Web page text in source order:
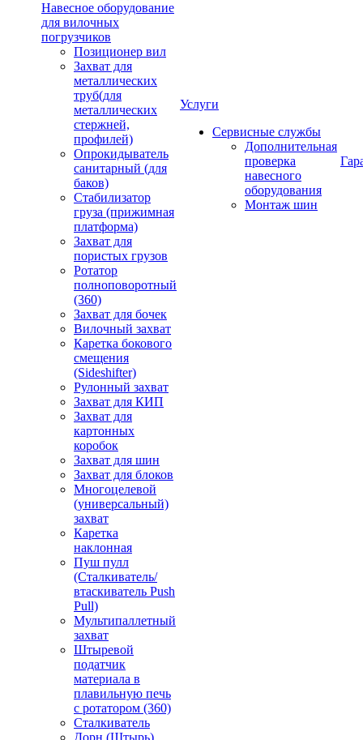
Навесное оборудование
для вилочных
погрузчиков
Позиционер вил
Захват для
металлических
труб(для
металлических
стержней,
профилей)
Опрокидыватель
санитарный (для
баков)
Стабилизатор
груза (прижимная
платформа)
Захват для
пористых грузов
Ротатор
полноповоротный
(360)
Захват для бочек
Вилочный захват
Каретка бокового
смещения
(Sideshifter)
Рулонный захват
Захват для КИП
Захват для
картонных
коробок
Захват для шин
Захват для блоков
Многоцелевой
(универсальный)
захват
Каретка
наклонная
Пуш пулл
(Сталкиватель/
втаскиватель Push
Pull)
Мультипаллетный
захват
Штыревой
податчик
материала в
плавильную печь
с ротатором (360)
Сталкиватель
Дорн (Штырь)
Услуги
Сервисные службы
Дополнительная
проверка
навесного
оборудования
Монтаж шин